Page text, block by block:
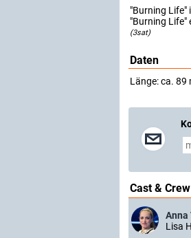
"Burning Life"
"Burning Life"
(3sat)
Daten
Länge: ca. 89
Cast & Crew
Anna
Lisa